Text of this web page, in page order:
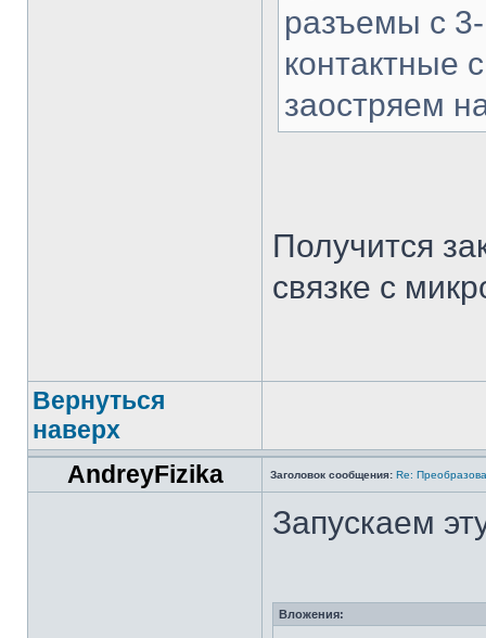
разъемы с
контактные
заостряем
Получится
связке с
Вернуться
наверх
AndreyFizika
Заголовок сообщения: Re:
Запускаем
Вложения: